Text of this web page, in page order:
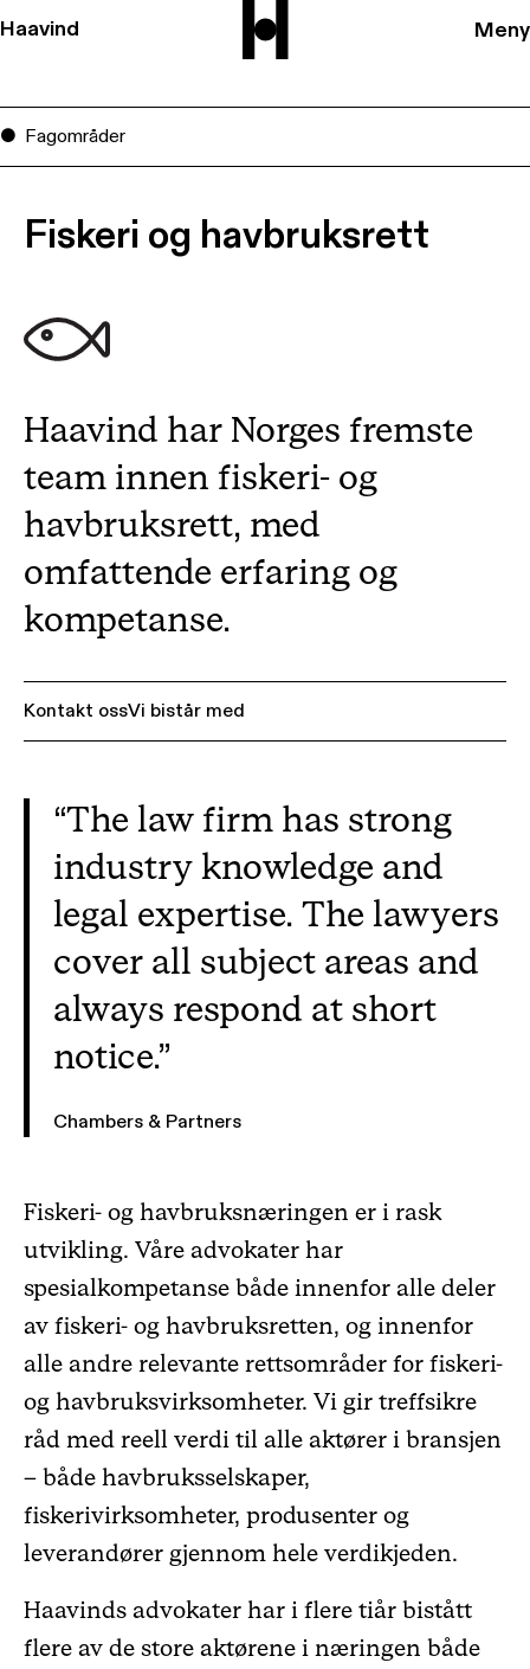
Haavind Meny
Fagområder
Fiskeri og havbruksrett
Haavind har Norges fremste
team innen fiskeri- og
havbruksrett, med
omfattende erfaring og
kompetanse.
Kontakt ossVi bistår med
The law firm has strong
industry knowledge and
legal expertise. The lawyers
cover all subject areas and
always respond at short
notice.
Chambers & Partners
Fiskeri- og havbruksnæringen er i rask
utvikling. Våre advokater har
spesialkompetanse både innenfor alle deler
av fiskeri- og havbruksretten, og innenfor
alle andre relevante rettsområder for fiskeri-
og havbruksvirksomheter. Vi gir treffsikre
råd med reell verdi til alle aktører i bransjen
– både havbruksselskaper,
fiskerivirksomheter, produsenter og
leverandører gjennom hele verdikjeden.
Haavinds advokater har i flere tiår bistått
flere av de store aktørene i næringen både